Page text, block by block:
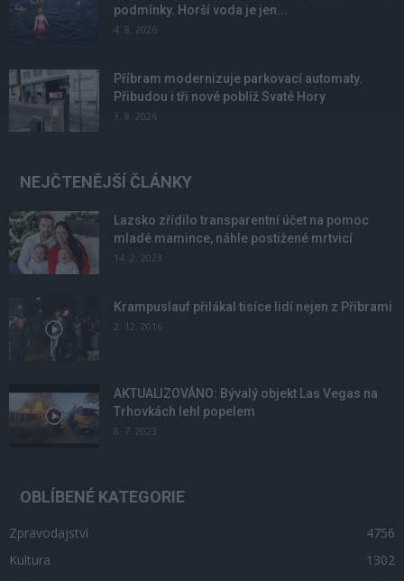
podmínky. Horší voda je jen...
4. 8. 2026
Příbram modernizuje parkovací automaty.
Přibudou i tři nové poblíž Svaté Hory
3. 8. 2026
NEJČTENĚJŠÍ ČLÁNKY
Lazsko zřídilo transparentní účet na pomoc
mladé mamince, náhle postižené mrtvicí
14. 2. 2023
Krampuslauf přilákal tisíce lidí nejen z Příbrami
2. 12. 2016
AKTUALIZOVÁNO: Bývalý objekt Las Vegas na
Trhovkách lehl popelem
8. 7. 2023
OBLÍBENÉ KATEGORIE
Zpravodajství
4756
Kultura
1302